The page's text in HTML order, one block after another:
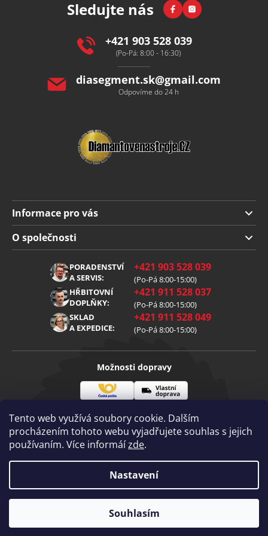
Tento web využívá soubory cookie. Dalším
procházením tohoto webu vyjadřujete souhlas s jejich
používaním. Více informáízde.
Nastavení
Souhlasím
Sledujte nás FacebookInstagram
+421 903 528 039
(Po-Pá: 8:00 - 16:30)
diasegment.sk@gmail.com
Odpovíme do 24 h
Informace pro vás
Doprava a platba
Obchodní podmínky
Reklamace
Zpracování osobních údajů
O společnosti
PORADENSTVÍ
A SERVIS:
+421 903 528 039
(Po-Pá 8:00-15:00)
HŘBITOVNÍ
DOPLŇKY:
+421 911 528 037
(Po-Pá 8:00-15:00)
SKLAD
A EXPEDICE:
+421 911 528 049
(Po-Pá 8:00-15:00)
Možnosti dopravy
pošta
doprava
Visa Mastercard
Vytvořil Shoptet | mime digital
Copyright 2026
Diamantovenastroje.cz. Všechna práva